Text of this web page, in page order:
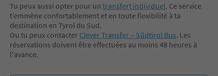
Tu peux aussi opter pour un transfert individuel. Ce service
t’emmène confortablement et en toute flexibilité à ta
destination en Tyrol du Sud.
Ou tu peux contacter Clever Transfer – Südtirol Bus. Les
réservations doivent être effectuées au moins 48 heures à
l'avance.